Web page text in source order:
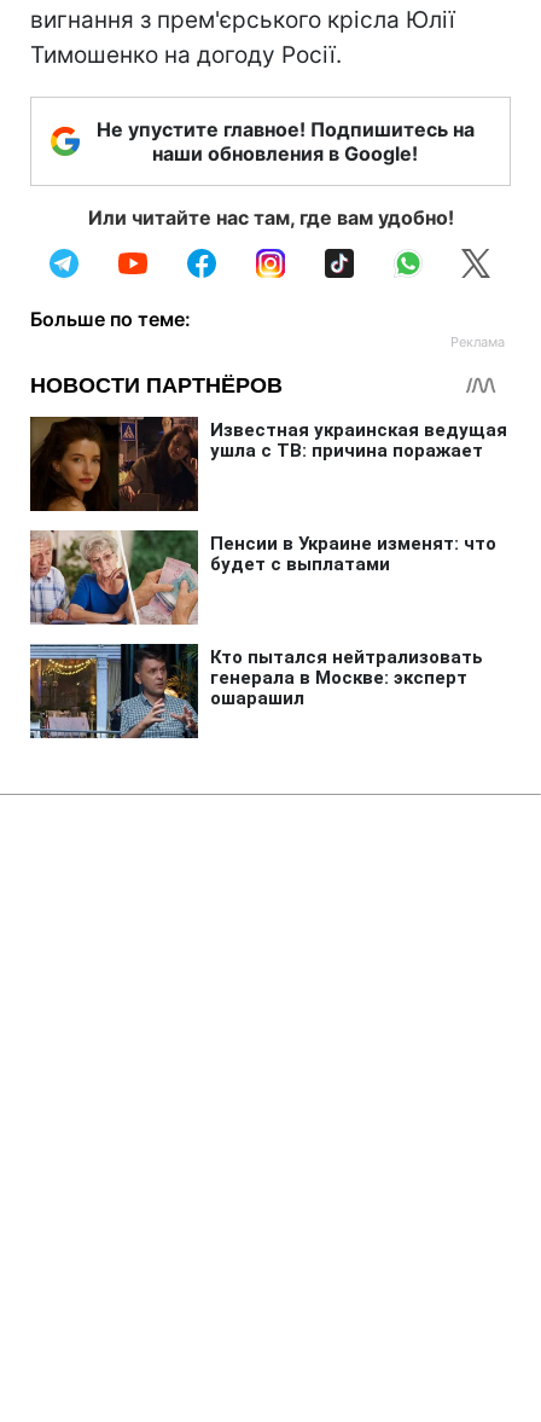
вигнання з прем'єрського крісла Юлії
Тимошенко на догоду Росії.
Не упустите главное! Подпишитесь на
наши обновления в Google!
Или читайте нас там, где вам удобно!
Больше по теме: